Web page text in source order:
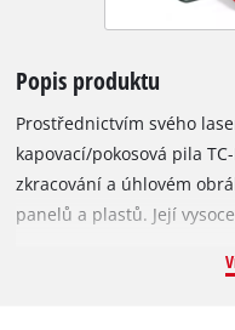
Popis produktu
Prostřednictvím svého
kapovací/pokosová pila
zkracování a úhlovém
panelů a plastů. Její
polohách. Přesný pilový